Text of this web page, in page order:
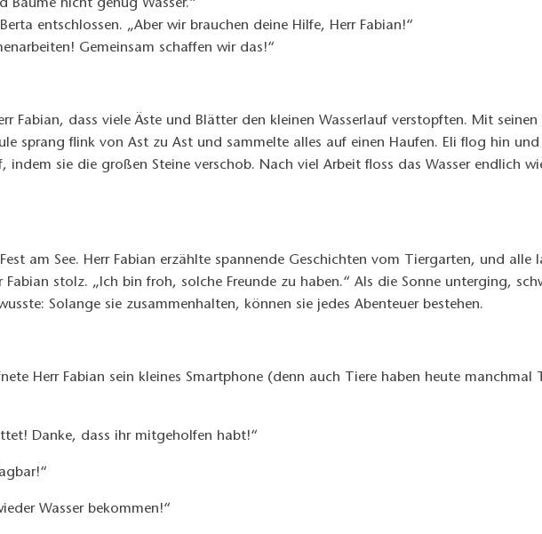
Bäume nicht genug Wasser.“
entschlossen. „Aber wir brauchen deine Hilfe, Herr Fabian!“
Gemeinsam schaffen wir das!“
Fabian, dass viele Äste und Blätter den kleinen Wasserlauf verstopften. Mit
sprang flink von Ast zu Ast und sammelte alles auf einen Haufen. Eli flog hin
indem sie die großen Steine verschob. Nach viel Arbeit floss das Wasser endlich
am See. Herr Fabian erzählte spannende Geschichten vom Tiergarten, und
stolz. „Ich bin froh, solche Freunde zu haben.“ Als die Sonne unterging,
Solange sie zusammenhalten, können sie jedes Abenteuer bestehen.
Herr Fabian sein kleines Smartphone (denn auch Tiere haben heute manchmal
Danke, dass ihr mitgeholfen habt!“
Wasser bekommen!“